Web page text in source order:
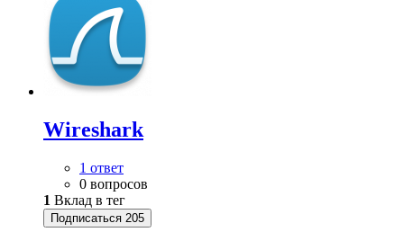
Wireshark
1 ответ
0 вопросов
1 Вклад в тег
Подписаться 205